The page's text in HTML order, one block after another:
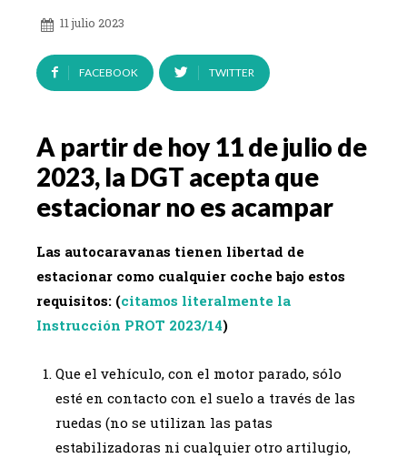
11 julio 2023
FACEBOOK TWITTER
A partir de hoy 11 de julio de
2023, la DGT acepta que
estacionar no es acampar
Las autocaravanas tienen libertad de
estacionar como cualquier coche bajo estos
requisitos: (citamos literalmente la
Instrucción PROT 2023/14)
Que el vehículo, con el motor parado, sólo
esté en contacto con el suelo a través de las
ruedas (no se utilizan las patas
estabilizadoras ni cualquier otro artilugio,